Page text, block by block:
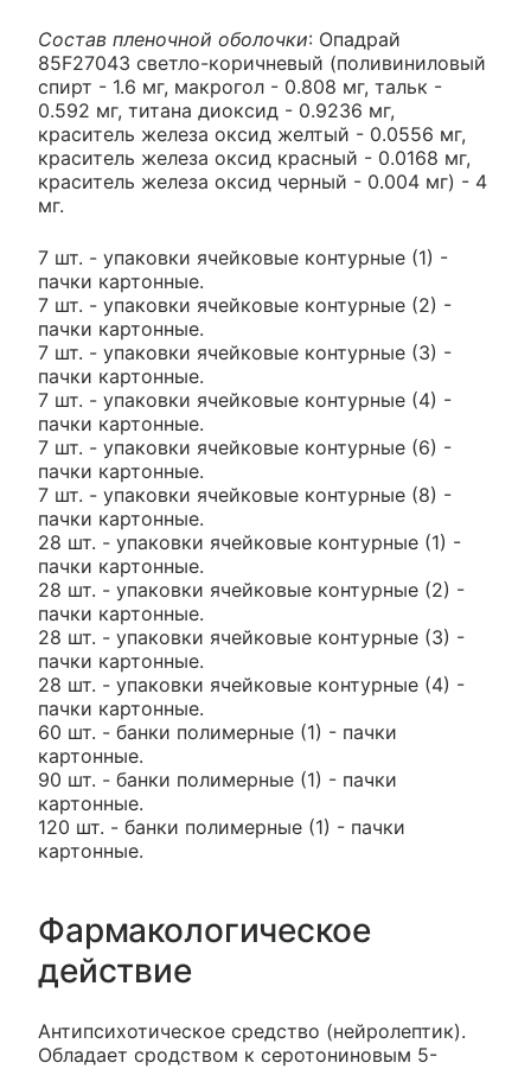
Состав пленочной оболочки: Опадрай
85F27043 светло-коричневый (поливиниловый
спирт - 1.6 мг, макрогол - 0.808 мг, тальк -
0.592 мг, титана диоксид - 0.9236 мг,
краситель железа оксид желтый - 0.0556 мг,
краситель железа оксид красный - 0.0168 мг,
краситель железа оксид черный - 0.004 мг) - 4
мг.
7 шт. - упаковки ячейковые контурные (1) -
пачки картонные.
7 шт. - упаковки ячейковые контурные (2) -
пачки картонные.
7 шт. - упаковки ячейковые контурные (3) -
пачки картонные.
7 шт. - упаковки ячейковые контурные (4) -
пачки картонные.
7 шт. - упаковки ячейковые контурные (6) -
пачки картонные.
7 шт. - упаковки ячейковые контурные (8) -
пачки картонные.
28 шт. - упаковки ячейковые контурные (1) -
пачки картонные.
28 шт. - упаковки ячейковые контурные (2) -
пачки картонные.
28 шт. - упаковки ячейковые контурные (3) -
пачки картонные.
28 шт. - упаковки ячейковые контурные (4) -
пачки картонные.
60 шт. - банки полимерные (1) - пачки
картонные.
90 шт. - банки полимерные (1) - пачки
картонные.
120 шт. - банки полимерные (1) - пачки
картонные.
Фармакологическое
действие
Антипсихотическое средство (нейролептик).
Обладает сродством к серотониновым 5-